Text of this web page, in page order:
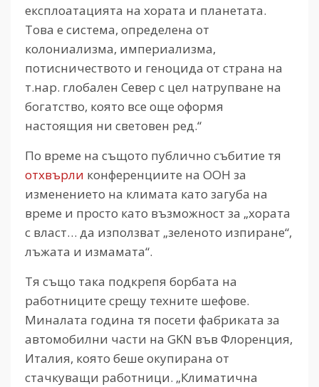
експлоатацията на хората и планетата.
Това е система, определена от
колониализма, империализма,
потисничеството и геноцида от страна на
т.нар. глобален Север с цел натрупване на
богатство, която все още оформя
настоящия ни световен ред.“
По време на същото публично събитие тя
отхвърли конференциите на ООН за
изменението на климата като загуба на
време и просто като възможност за „хората
с власт… да използват „зеленото изпиране“,
лъжата и измамата“.
Тя също така подкрепя борбата на
работниците срещу техните шефове.
Миналата година тя посети фабриката за
автомобилни части на GKN във Флоренция,
Италия, която беше окупирана от
стачкуващи работници. „Климатична